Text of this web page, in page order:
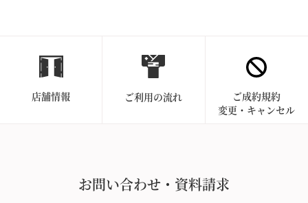
店舗情報 ご利用の流れ
ご成約規約
変更・キャンセル
お問い合わせ・資料請求